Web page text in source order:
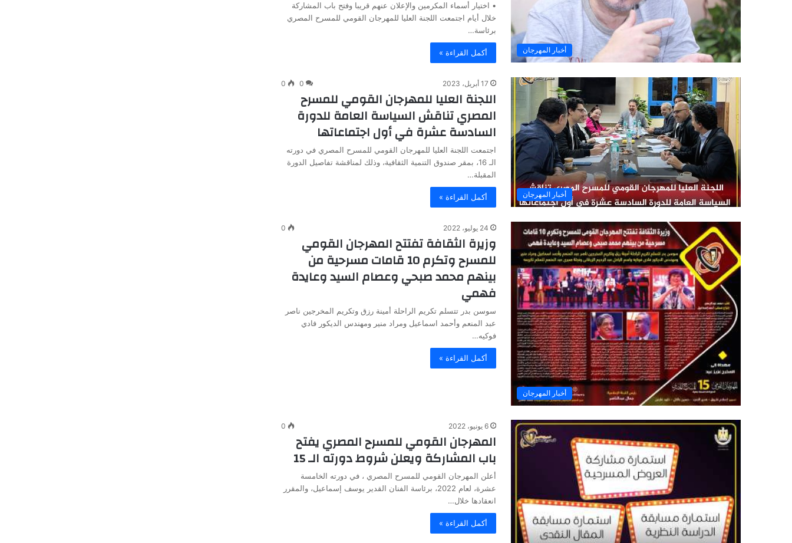
أخبار المهرجان
• اختيار أسماء المكرمين والإعلان عنهم قريبا وفتح باب المشاركة
خلال أيام اجتمعت اللجنة العليا للمهرجان القومي للمسرح المصري
برئاسة…
أكمل القراءة »
أخبار المهرجان
17 أبريل، 2023 0
0
اللجنة العليا للمهرجان القومي للمسرح
المصري تناقش السياسة العامة للدورة
السادسة عشرة في أول اجتماعاتها
اجتمعت اللجنة العليا للمهرجان القومي للمسرح المصري في دورته
الـ 16، بمقر صندوق التنمية الثقافية، وذلك لمناقشة تفاصيل الدورة
المقبلة…
أكمل القراءة »
أخبار المهرجان
24 يوليو، 2022 0
وزيرة الثقافة تفتتح المهرجان القومي
للمسرح وتكرم 10 قامات مسرحية من
بينهم محمد صبحي وعصام السيد وعايدة
فهمي
سوسن بدر تتسلم تكريم الراحلة أمينة رزق وتكريم المخرجين ناصر
عبد المنعم وأحمد اسماعيل ومراد منير ومهندس الديكور فادي
فوكيه…
أكمل القراءة »
6 يونيو، 2022 0
المهرجان القومي للمسرح المصري يفتح
باب المشاركة ويعلن شروط دورته الـ 15
أعلن المهرجان القومي للمسرح المصري ، في دورته الخامسة
عشرة، لعام 2022، برئاسة الفنان القدير يوسف إسماعيل، والمقرر
انعقادها خلال…
أكمل القراءة »